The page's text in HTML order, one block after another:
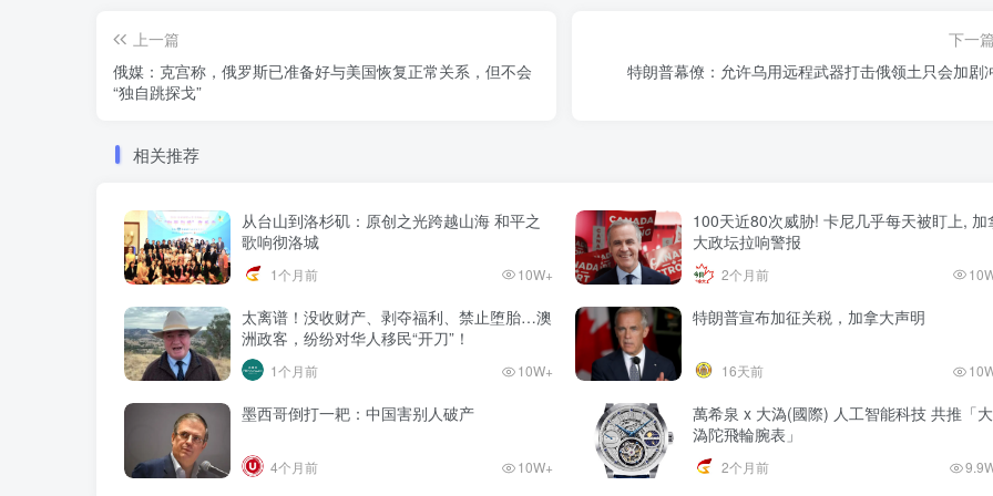
上一篇
俄媒：克宫称，俄罗斯已准备好与美国恢复正常关系，但不会
“独自跳探戈”
下一篇
特朗普幕僚：允许乌用远程武器打击俄领土只会加剧
相关推荐
从台山到洛杉矶：原创之光跨越山海 和平之
歌响彻洛城
1个月前 10W+
100天近80次威胁! 卡尼几乎每天被盯上, 加
大政坛拉响警报
2个月前
太离谱！没收财产、剥夺福利、禁止堕胎…澳
洲政客，纷纷对华人移民“开刀”！
1个月前 10W+
特朗普宣布加征关税，加拿大声明
16天前
墨西哥倒打一耙：中国害别人破产
4个月前 10W+
萬希泉 x 大溈(國際) 人工智能科技 共推「大
溈陀飛輪腕表」
2个月前